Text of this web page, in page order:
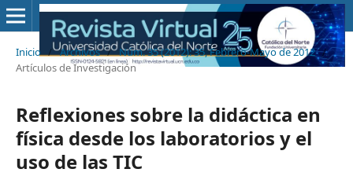
Inicio / Archivos / Núm. 35 (2012): 35, Febrero-Mayo de 2012 /
Artículos de Investigación
Reflexiones sobre la didáctica en
física desde los laboratorios y el
uso de las TIC